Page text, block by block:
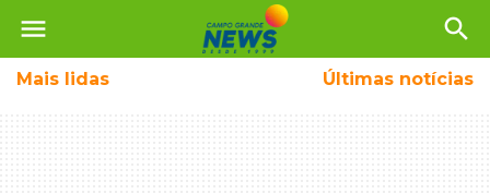
menu search
Mais lidas Últimas notícias